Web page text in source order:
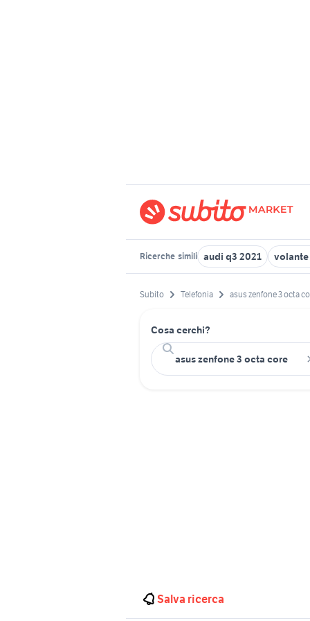
Ricerche simili audi q3 2021 volante
Subito Telefonia asus zenfone 3 octa
Cosa cerchi?
Salva ricerca